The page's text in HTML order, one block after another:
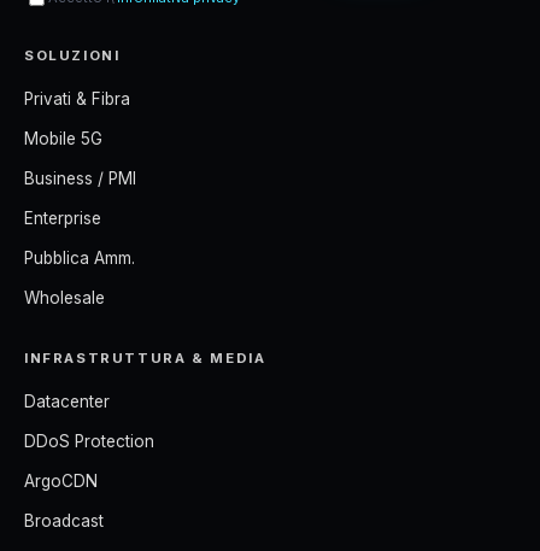
SOLUZIONI
Privati & Fibra
Mobile 5G
Business / PMI
Enterprise
Pubblica Amm.
Wholesale
INFRASTRUTTURA & MEDIA
Datacenter
DDoS Protection
ArgoCDN
Broadcast